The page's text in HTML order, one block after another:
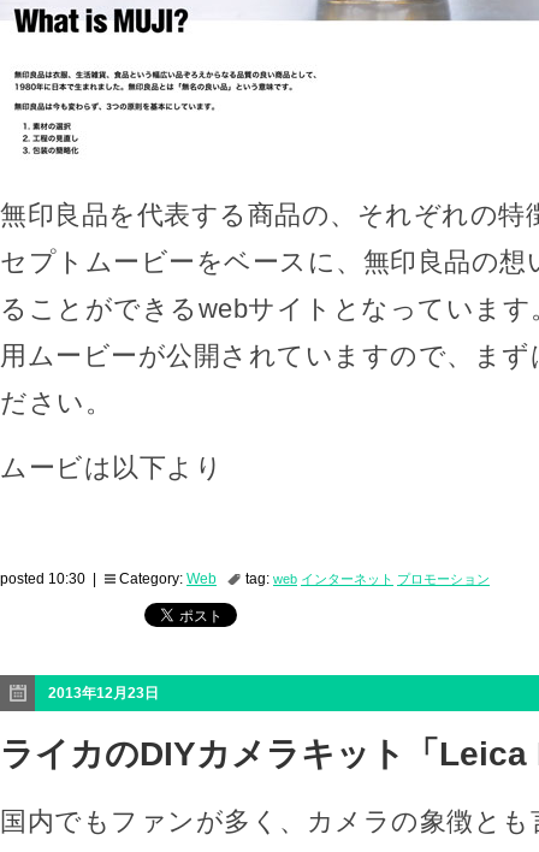
無印良品を代表する商品の、それぞれの特
セプトムービーをベースに、無印良品の想
ることができるwebサイトとなっていま
用ムービーが公開されていますので、ま
ださい。
ムービは以下より
posted 10:30 | Category: Web tag: web インターネット プロモーション
2013年12月23日
ライカのDIYカメラキット「Leica
国内でもファンが多く、カメラの象徴と